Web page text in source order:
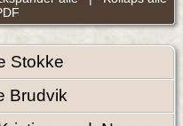
Stokke
Brudvik